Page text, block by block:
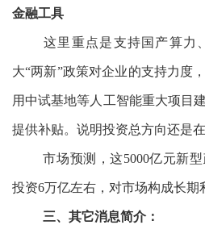
金融工具
这里重点是支持国产算力
大“两新”政策对企业的支持力度
用中试基地等人工智能重大项目
提供补贴。说明投资总方向还是在
市场预测，这5000亿元新
投资6万亿左右，对市场构成长期
三、其它消息简介：